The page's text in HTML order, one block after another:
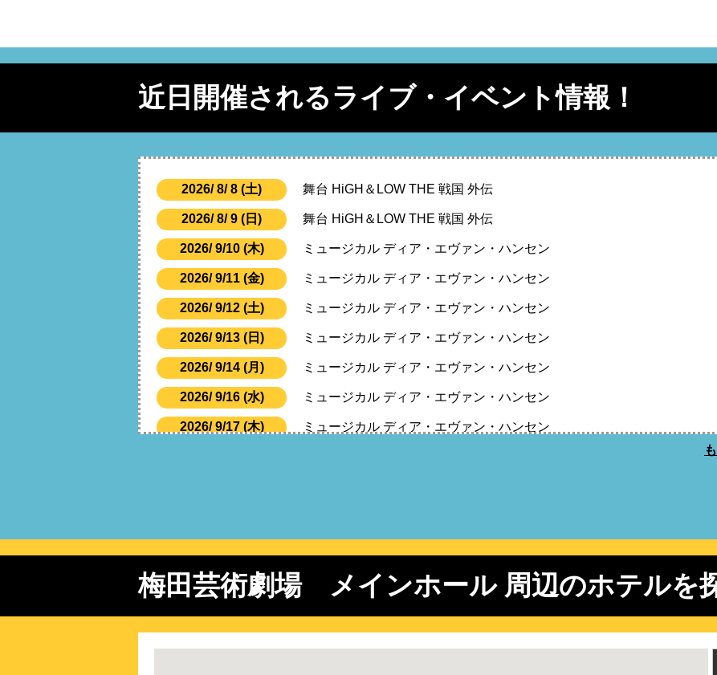
近日開催されるライブ・イベント情報！
2026/ 8/ 8 (土) 舞台 HiGH＆LOW THE 戦国 外伝
2026/ 8/ 9 (日) 舞台 HiGH＆LOW THE 戦国 外伝
2026/ 9/10 (木) ミュージカル ディア・エヴァン・ハンセン
2026/ 9/11 (金) ミュージカル ディア・エヴァン・ハンセン
2026/ 9/12 (土) ミュージカル ディア・エヴァン・ハンセン
2026/ 9/13 (日) ミュージカル ディア・エヴァン・ハンセン
2026/ 9/14 (月) ミュージカル ディア・エヴァン・ハンセン
2026/ 9/16 (水) ミュージカル ディア・エヴァン・ハンセン
2026/ 9/17 (木) ミュージカル ディア・エヴァン・ハンセン
2026/10/16 (金) ブロードウェイミュージカル ファニー・ガール
2026/12/10 (木) ミュージカル ミス・サイゴン
梅田芸術劇場 メインホール 周辺のホテルを